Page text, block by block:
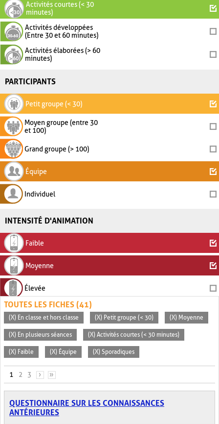
Activités courtes (< 30
minutes)
Activités développées
(Entre 30 et 60 minutes)
Activités élaborées (> 60
minutes)
PARTICIPANTS
Petit groupe (< 30)
Moyen groupe (entre 30
et 100)
Grand groupe (> 100)
Équipe
Individuel
INTENSITÉ D'ANIMATION
Faible
Moyenne
Élevée
TOUTES LES FICHES (41)
(X) En classe et hors classe (X) Petit groupe (< 30) (X) Moyenne
(X) En plusieurs séances (X) Activités courtes (< 30 minutes)
(X) Faible (X) Équipe (X) Sporadiques
PAGES
1 2 3 › »
QUESTIONNAIRE SUR LES CONNAISSANCES
ANTÉRIEURES